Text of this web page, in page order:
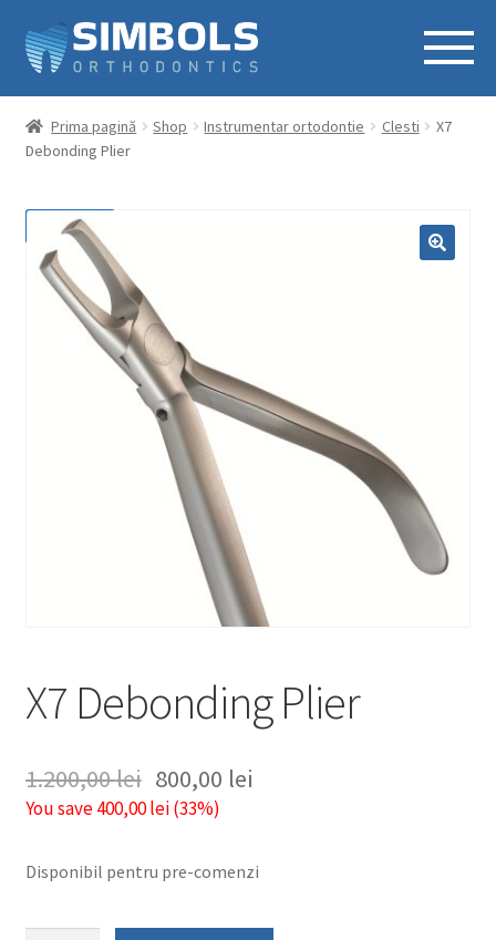
Prima pagină Shop Instrumentar ortodontie Clesti
X7
Debonding Plier
REDUCERI!
X7 Debonding Plier
1.200,00lei 800,00 lei
You save400,00lei(33%)
Disponibil pentru pre-comenzi